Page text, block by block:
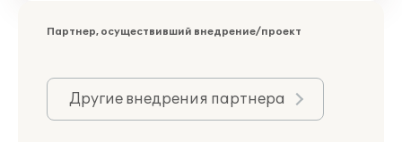
Партнер, осуществивший внедрение/проект
Другие внедрения партнера